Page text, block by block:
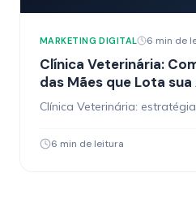
MARKETING DIGITAL 6 min de
Clínica Veterinária:
das Mães que Lota sua
Clínica Veterinária:
6 min de leitura